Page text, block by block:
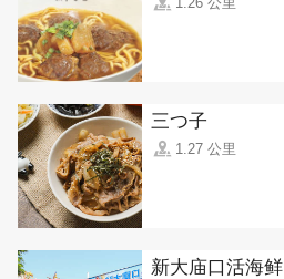
三つ子
1.27 公里
新大庙口活海鲜